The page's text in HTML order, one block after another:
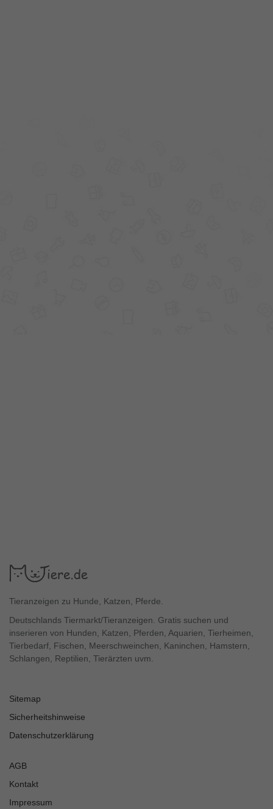
Tieranzeigen zu Hunde, Katzen, Pferde.
Deutschlands Tiermarkt/Tieranzeigen. Gratis suchen und
inserieren von Hunden, Katzen, Pferden, Aquarien, Tierheimen,
Tierbedarf, Fischen, Meerschweinchen, Kaninchen, Hamstern,
Schlangen, Reptilien, Tierärzten uvm.
Sitemap
Sicherheitshinweise
Datenschutzerklärung
AGB
Kontakt
Impressum